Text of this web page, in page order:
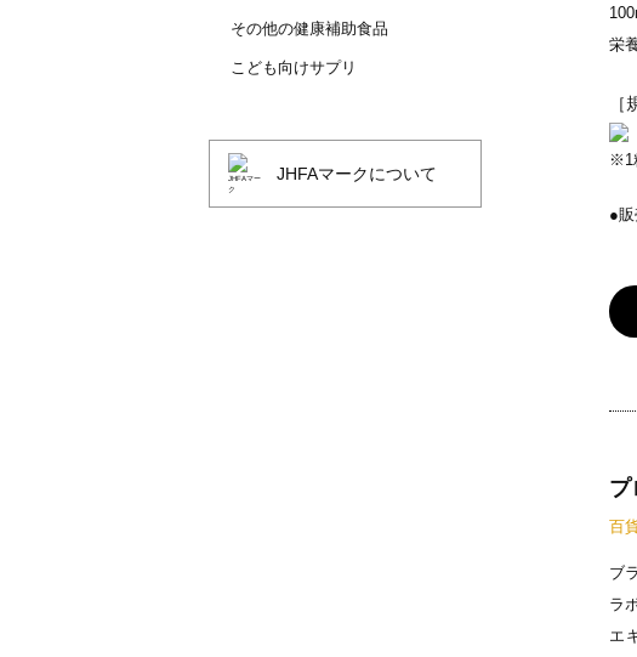
その他の健康補助食品
こども向けサプリ
JHFAマークについて
栄
※1
●
プ
百
ブ
ラ
エ